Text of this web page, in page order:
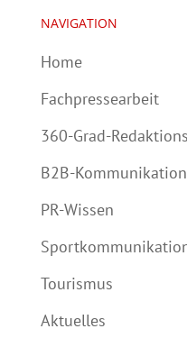
NAVIGATION
Home
Fachpressearbeit
360-Grad-
B2B-
PR-Wissen
Tourismus
Aktuelles